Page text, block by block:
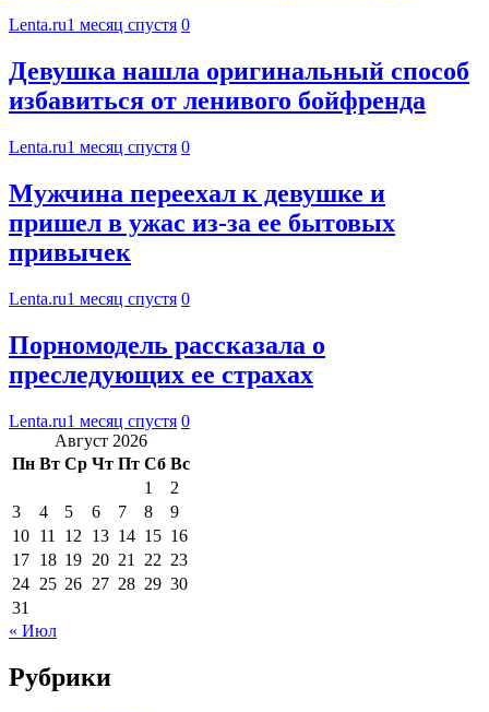
Lenta.ru1 месяц спустя 0
Девушка нашла оригинальный способ
избавиться от ленивого бойфренда
Lenta.ru1 месяц спустя 0
Мужчина переехал к девушке и
пришел в ужас из-за ее бытовых
привычек
Lenta.ru1 месяц спустя 0
Порномодель рассказала о
преследующих ее страхах
Lenta.ru1 месяц спустя 0
Август 2026
Пн Вт Ср Чт Пт Сб Вс
1
2
3
4 5 6 7 8
9
10 11 12 13 14 15 16
17 18 19 20 21 22 23
24 25 26 27 28 29 30
31
« Июл
Рубрики